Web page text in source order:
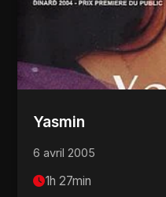
Yasmin
6 avril 2005
1h 27min